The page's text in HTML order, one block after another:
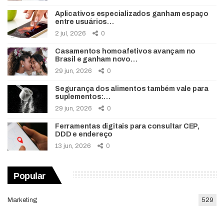
Aplicativos especializados ganham espaço
entre usuários…
2 jul, 2026 0
Casamentos homoafetivos avançam no
Brasil e ganham novo…
29 jun, 2026 0
Segurança dos alimentos também vale para
suplementos:…
29 jun, 2026 0
Ferramentas digitais para consultar CEP,
DDD e endereço
13 jun, 2026 0
Popular
Marketing 529